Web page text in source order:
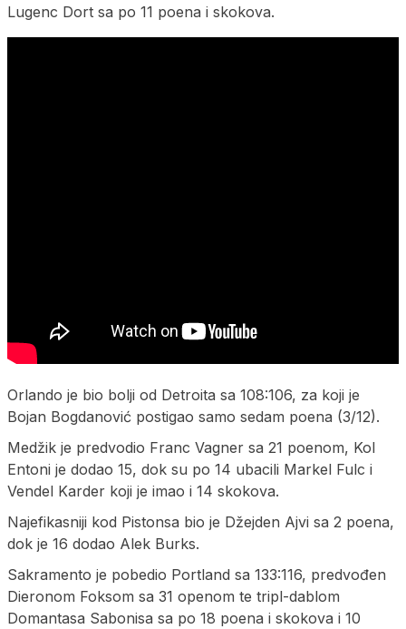
Lugenc Dort sa po 11 poena i skokova.
Orlando je bio bolji od Detroita sa 108:106, za koji je
Bojan Bogdanović postigao samo sedam poena (3/12).
Medžik je predvodio Franc Vagner sa 21 poenom, Kol
Entoni je dodao 15, dok su po 14 ubacili Markel Fulc i
Vendel Karder koji je imao i 14 skokova.
Najefikasniji kod Pistonsa bio je Džejden Ajvi sa 2 poena,
dok je 16 dodao Alek Burks.
Sakramento je pobedio Portland sa 133:116, predvođen
Dieronom Foksom sa 31 openom te tripl-dablom
Domantasa Sabonisa sa po 18 poena i skokova i 10